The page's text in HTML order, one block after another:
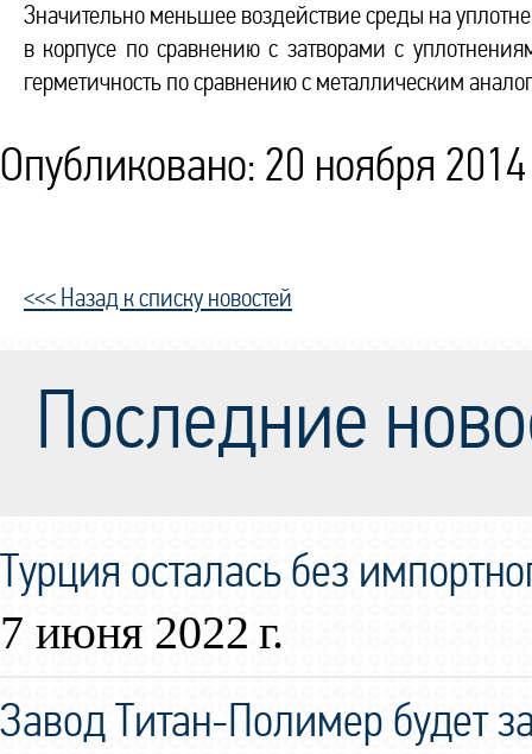
Значительно меньшее воздействие среды на
в корпусе по сравнению с затворами с
герметичность по сравнению с металлическим
Опубликовано: 20 ноября 2014
<<< Назад к списку новостей
Последние
Турция осталась без
7 июня 2022 г.
Завод Титан-Полимер будет